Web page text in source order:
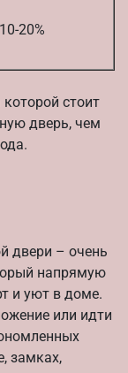
10-20%
стоит
дверь, чем
двери – очень
напрямую
и уют в доме.
или идти
замках,